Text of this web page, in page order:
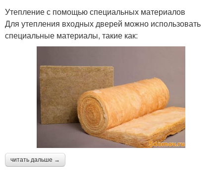
Утепление с помощью специальных материалов
Для утепления входных дверей можно использовать
специальные материалы, такие как:
читать дальше →